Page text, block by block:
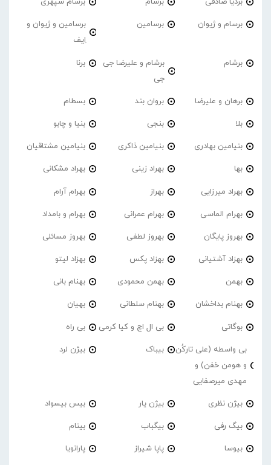
برسام و ژیوان برسامین
برسامین و ژیوان و
اِیف
برشام
برشام و علیرضا جی
جی
برنا
برهان و علیرضا بروان بند بسطام
بلا بنجی بنیا و چابو
بنیامین بهادری بنیامین ذاکری بنیامین مشتاقیان
بها بهراد زینی بهراد مشکانی
بهراد میرزایی بهراز بهرام آرام
بهرام الماسی بهرام عمرانی بهرام و بامداد
بهروز پایگان بهروز لطفی بهروز مسائلی
بهزاد آشتیانی بهزاد پکس بهزاد لیتو
بهمن بهمن محمودی بهنام بانی
بهنام بداخشان بهنام سلطانی بهیان
بوگاتی بی ال اچ و کیا کرمی بی راه
بی واسطه (علی تارکُن
و هومن خفن) و
مهدی میرصفایی
بیباک بیژن لرد
بیژن نظری بیژن یار بیس بیسواد
بیگ رفی بیگباب بینام
بیوسا پاپا شیراز پارانویا